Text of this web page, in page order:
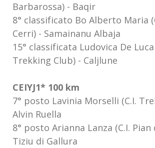
Barbarossa) - Baqir
8° classificato Bo Alberto Maria
Cerri) - Samainanu Albaja
15° classificata Ludovica De Luca
Trekking Club) - Caljlune
CEIYJ1* 100 km
7° posto Lavinia Morselli (C.I.
Alvin Ruella
8° posto Arianna Lanza (C.I. Pian
Tiziu di Gallura